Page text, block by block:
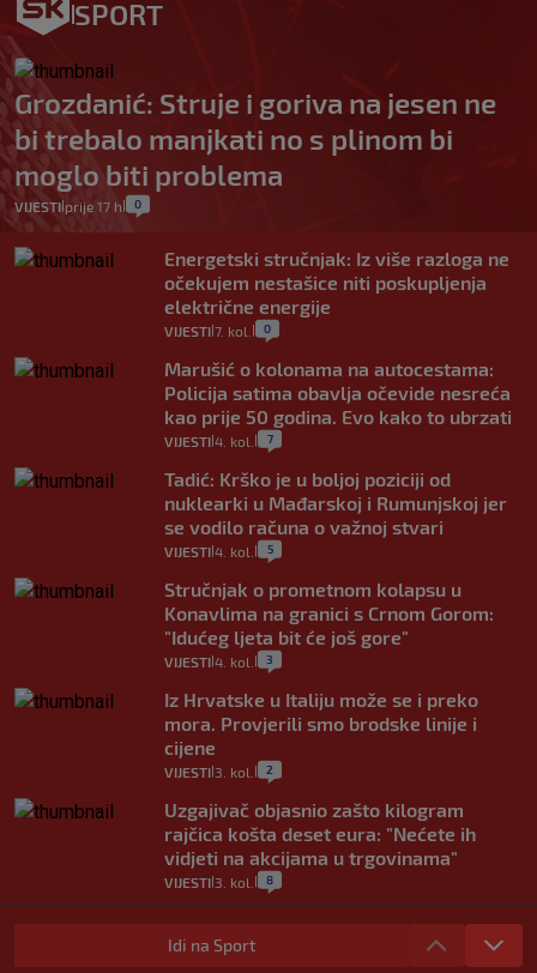
SPORT
Grozdanić: Struje i goriva na jesen ne
bi trebalo manjkati no s plinom bi
moglo biti problema
VIJESTI prije 17 h 0
Energetski stručnjak: Iz više razloga ne
očekujem nestašice niti poskupljenja
električne energije
VIJESTI 7. kol. 0
Marušić o kolonama na autocestama:
Policija satima obavlja očevide nesreća
kao prije 50 godina. Evo kako to ubrzati
VIJESTI 4. kol. 7
Tadić: Krško je u boljoj poziciji od
nuklearki u Mađarskoj i Rumunjskoj jer
se vodilo računa o važnoj stvari
VIJESTI 4. kol. 5
Stručnjak o prometnom kolapsu u
Konavlima na granici s Crnom Gorom:
"Idućeg ljeta bit će još gore"
VIJESTI 4. kol. 3
Iz Hrvatske u Italiju može se i preko
mora. Provjerili smo brodske linije i
cijene
VIJESTI 3. kol. 2
Uzgajivač objasnio zašto kilogram
rajčica košta deset eura: "Nećete ih
vidjeti na akcijama u trgovinama"
VIJESTI 3. kol. 8
Selidba je jedno od stresnijih iskustava.
Evo aktualnih cijena i nekoliko savjeta
Idi na Sport